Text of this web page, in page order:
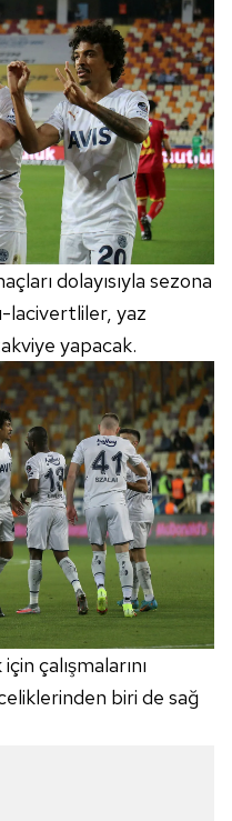
dolayısıyla sezona
lacivertliler, yaz
yapacak.
çalışmalarını
biri de sağ